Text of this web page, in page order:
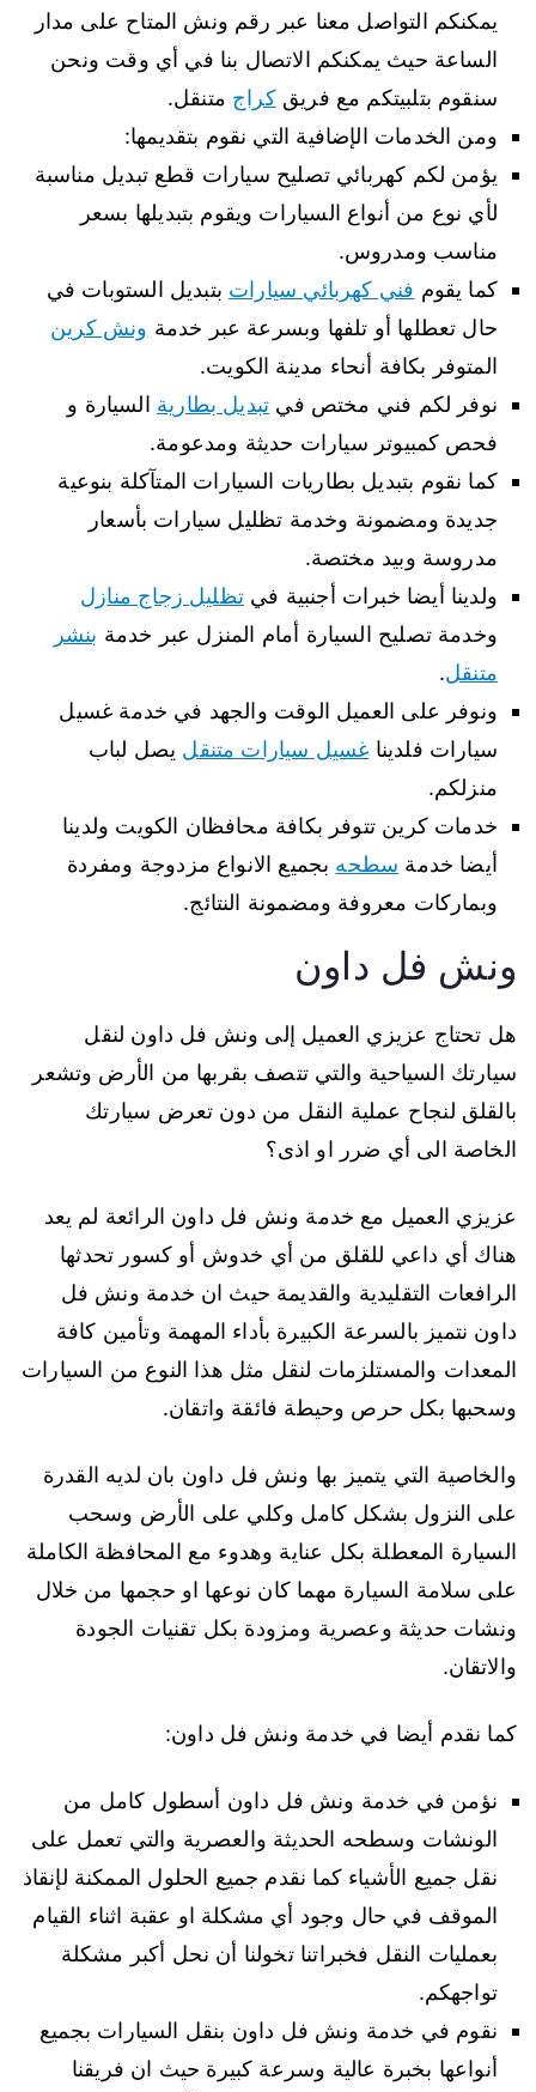
يمكنكم التواصل معنا عبر رقم ونش المتاح على مدار
الساعة حيث يمكنكم الاتصال بنا في أي وقت ونحن
سنقوم بتلبيتكم مع فريقكراج متنقل.
ومن الخدمات الإضافية التي نقوم بتقديمها:
يؤمن لكم كهربائي تصليح سيارات قطع تبديل مناسبة
لأي نوع من أنواع السيارات ويقوم بتبديلها بسعر
مناسب ومدروس.
كما يقوم فني كهربائي سيارات بتبديل الستوبات في
حال تعطلها أو تلفها وبسرعة عبر خدمة ونش كرين
المتوفر بكافة أنحاء مدينة الكويت.
نوفر لكم فني مختص في تبديل بطارية السيارة و
فحص كمبيوتر سيارات حديثة ومدعومة.
كما نقوم بتبديل بطاريات السيارات المتآكلة بنوعية
جديدة ومضمونة وخدمة تظليل سيارات بأسعار
مدروسة وبيد مختصة.
ولدينا أيضا خبرات أجنبية فيتظليل زجاج منازل
وخدمة تصليح السيارة أمام المنزل عبر خدمة بنشر
متنقل.
ونوفر على العميل الوقت والجهد في خدمة غسيل
سيارات فلدينا غسيل سيارات متنقل يصل لباب
منزلكم.
خدمات كرين تتوفر بكافة محافظان الكويت ولدينا
أيضا خدمة سطحه بجميع الانواع مزدوجة ومفردة
وبماركات معروفة ومضمونة النتائج.
ونش فل داون
هل تحتاج عزيزي العميل إلى ونش فل داون لنقل
سيارتك السياحية والتي تتصف بقربها من الأرض وتشعر
بالقلق لنجاح عملية النقل من دون تعرض سيارتك
الخاصة الى أي ضرر او اذى؟
عزيزي العميل مع خدمة ونش فل داون الرائعة لم يعد
هناك أي داعي للقلق من أي خدوش أو كسور تحدثها
الرافعات التقليدية والقديمة حيث ان خدمة ونش فل
داون نتميز بالسرعة الكبيرة بأداء المهمة وتأمين كافة
المعدات والمستلزمات لنقل مثل هذا النوع من السيارات
وسحبها بكل حرص وحيطة فائقة واتقان.
والخاصية التي يتميز بها ونش فل داون بان لديه القدرة
على النزول بشكل كامل وكلي على الأرض وسحب
السيارة المعطلة بكل عناية وهدوء مع المحافظة الكاملة
على سلامة السيارة مهما كان نوعها او حجمها من خلال
ونشات حديثة وعصرية ومزودة بكل تقنيات الجودة
والاتقان.
كما نقدم أيضا في خدمة ونش فل داون:
نؤمن في خدمة ونش فل داون أسطول كامل من
الونشات وسطحه الحديثة والعصرية والتي تعمل على
نقل جميع الأشياء كما نقدم جميع الحلول الممكنة لإنقاذ
الموقف في حال وجود أي مشكلة او عقبة اثناء القيام
بعمليات النقل فخبراتنا تخولنا أن نحل أكبر مشكلة
تواجهكم.
نقوم في خدمة ونش فل داون بنقل السيارات بجميع
أنواعها بخبرة عالية وسرعة كبيرة حيث ان فريقنا